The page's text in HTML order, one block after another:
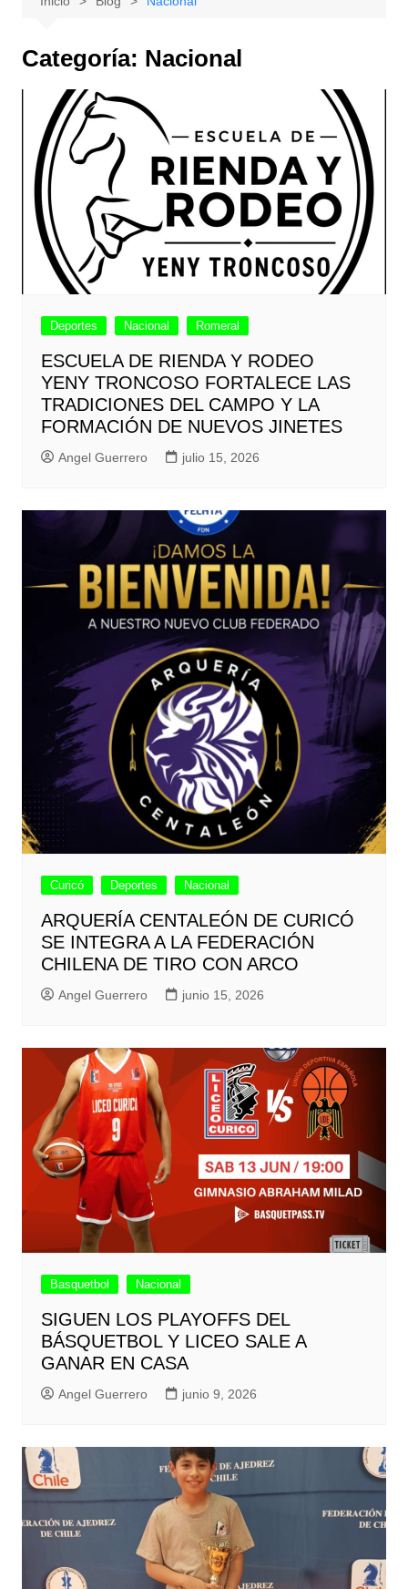
Categoría: Nacional
Deportes Nacional Romeral
ESCUELA DE RIENDA Y RODEO
YENY TRONCOSO FORTALECE LAS
TRADICIONES DEL CAMPO Y LA
FORMACIÓN DE NUEVOS JINETES
Angel Guerrero julio 15, 2026
Curicó Deportes Nacional
ARQUERÍA CENTALEÓN DE CURICÓ
SE INTEGRA A LA FEDERACIÓN
CHILENA DE TIRO CON ARCO
Angel Guerrero junio 15, 2026
Basquetbol Nacional
SIGUEN LOS PLAYOFFS DEL
BÁSQUETBOL Y LICEO SALE A
GANAR EN CASA
Angel Guerrero junio 9, 2026